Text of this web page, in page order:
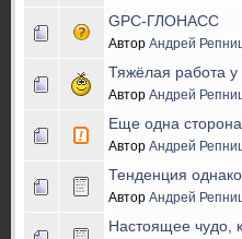
GPC-ГЛОНАСС
Автор Андрей
Тяжёлая работа у
Автор Андрей
Еще одна сторона
Автор Андрей
Тенденция
Автор Андрей
Настоящее чудо,